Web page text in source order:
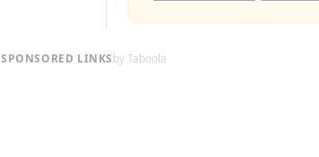
SPONSORED LINKSby Taboola